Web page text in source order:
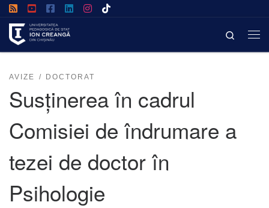
Search
AVIZE DOCTORAT
Susținerea în cadrul
Comisiei de îndrumare a
tezei de doctor în
Psihologie